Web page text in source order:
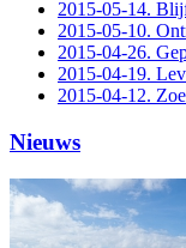
2015-05-14.
2015-05-10.
2015-04-26.
2015-04-19.
2015-04-12.
Nieuws